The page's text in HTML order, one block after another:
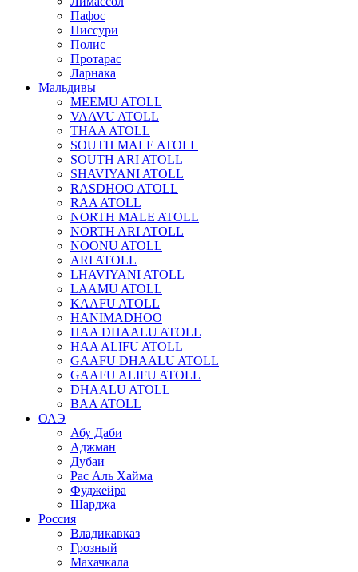
Пафос
Писсури
Полис
Протарас
Ларнака
Мальдивы
MEEMU ATOLL
VAAVU ATOLL
THAA ATOLL
SOUTH MALE ATOLL
SOUTH ARI ATOLL
SHAVIYANI ATOLL
RASDHOO ATOLL
RAA ATOLL
NORTH MALE ATOLL
NORTH ARI ATOLL
NOONU ATOLL
ARI ATOLL
LHAVIYANI ATOLL
LAAMU ATOLL
KAAFU ATOLL
HANIMADHOO
HAA DHAALU ATOLL
HAA ALIFU ATOLL
GAAFU DHAALU ATOLL
GAAFU ALIFU ATOLL
DHAALU ATOLL
BAA ATOLL
ОАЭ
Абу Даби
Аджман
Дубаи
Рас Аль Хайма
Фуджейра
Шарджа
Россия
Владикавказ
Грозный
Махачкала